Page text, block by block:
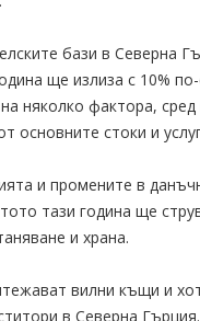
бази в Северна
ще излиза с 10%
няколко фактора, сред
основните стоки и
и промените в
тази година ще
и храна.
вилни къщи и
в Северна Гърция.